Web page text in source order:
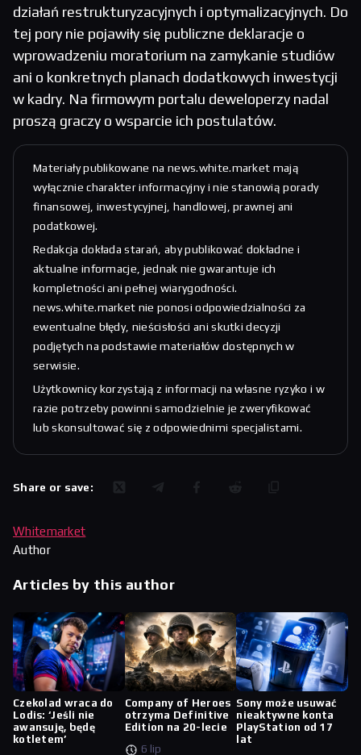
działań restrukturyzacyjnych i optymalizacyjnych. Do
tej pory nie pojawiły się publiczne deklaracje o
wprowadzeniu moratorium na zamykanie studiów
ani o konkretnych planach dodatkowych inwestycji
w kadry. Na firmowym portalu deweloperzy nadal
proszą graczy o wsparcie ich postulatów.
Materiały publikowane na news.white.market mają
wyłącznie charakter informacyjny i nie stanowią porady
finansowej, inwestycyjnej, handlowej, prawnej ani
podatkowej.
Redakcja dokłada starań, aby publikować dokładne i
aktualne informacje, jednak nie gwarantuje ich
kompletności ani pełnej wiarygodności.
news.white.market nie ponosi odpowiedzialności za
ewentualne błędy, nieścisłości ani skutki decyzji
podjętych na podstawie materiałów dostępnych w
serwisie.
Użytkownicy korzystają z informacji na własne ryzyko i w
razie potrzeby powinni samodzielnie je zweryfikować
lub skonsultować się z odpowiednimi specjalistami.
Share or save:
Whitemarket
Author
Articles by this author
Czekolad wraca do
Lodis: ‘Jeśli nie
awansuję, będę
kotletem’
Company of Heroes
otrzyma Definitive
Edition na 20-lecie
6 lip
Sony może usuwać
nieaktywne konta
PlayStation od 17
lat